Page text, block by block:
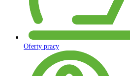
Oferty pracy